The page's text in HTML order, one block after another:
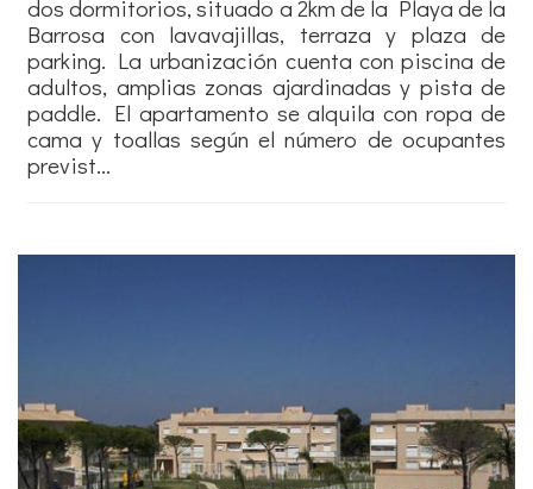
dos dormitorios, situado a 2km de la Playa de la
Barrosa con lavavajillas, terraza y plaza de
parking. La urbanización cuenta con piscina de
adultos, amplias zonas ajardinadas y pista de
paddle. El apartamento se alquila con ropa de
cama y toallas según el número de ocupantes
previst...